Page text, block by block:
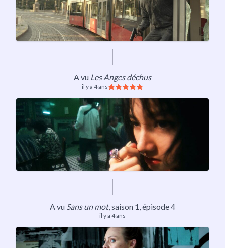
A vu Les Anges déchus
il y a 4 ans
A vu Sans un mot,saison 1, épisode 4
il y a 4 ans